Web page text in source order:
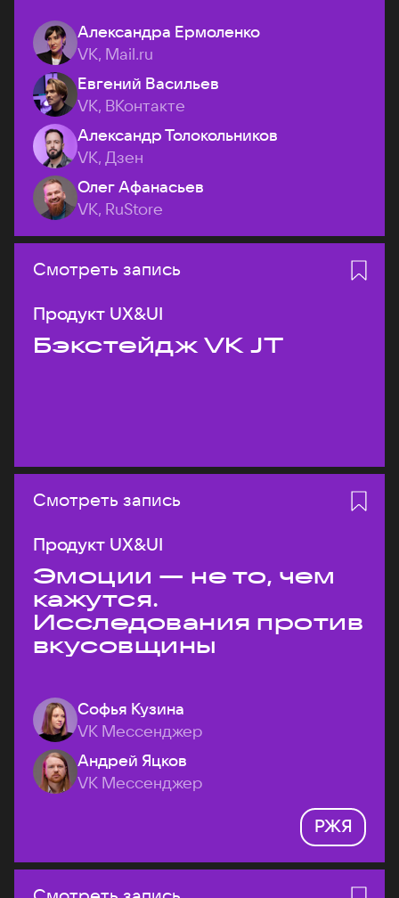
Александра Ермоленко
VK, Mail.ru
Евгений Васильев
VK, ВКонтакте
Александр Толокольников
VK, Дзен
Олег Афанасьев
VK, RuStore
Смотреть запись
Продукт UX&UI
Бэкстейдж VK JT
Смотреть запись
Продукт UX&UI
Эмоции — не то, чем
кажутся.
Исследования против
вкусовщины
Софья Кузина
VK Мессенджер
Андрей Яцков
VK Мессенджер
РЖЯ